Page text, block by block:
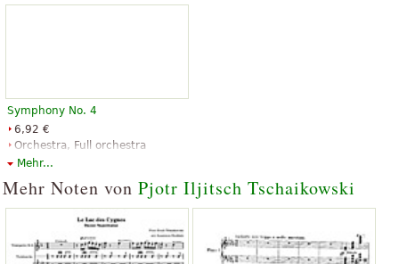
Symphony No. 4
6,92 €
Orchestra, Full orchestra
Dover Publications
Mehr...
Mehr Noten von Pjotr Iljitsch Tschaikowski